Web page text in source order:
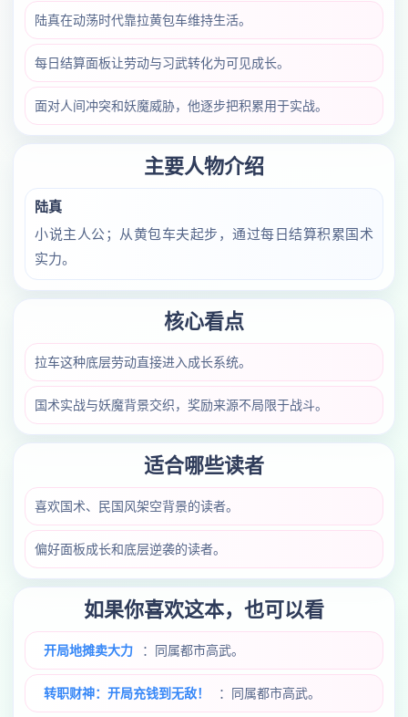
陆真在动荡时代靠拉黄包车维持生活。
每日结算面板让劳动与习武转化为可见成长。
面对人间冲突和妖魔威胁，他逐步把积累用于实战。
主要人物介绍
陆真
小说主人公；从黄包车夫起步，通过每日结算积累国术
实力。
核心看点
拉车这种底层劳动直接进入成长系统。
国术实战与妖魔背景交织，奖励来源不局限于战斗。
适合哪些读者
喜欢国术、民国风架空背景的读者。
偏好面板成长和底层逆袭的读者。
如果你喜欢这本，也可以看
开局地摊卖大力 ：同属都市高武。
转职财神：开局充钱到无敌！ ：同属都市高武。